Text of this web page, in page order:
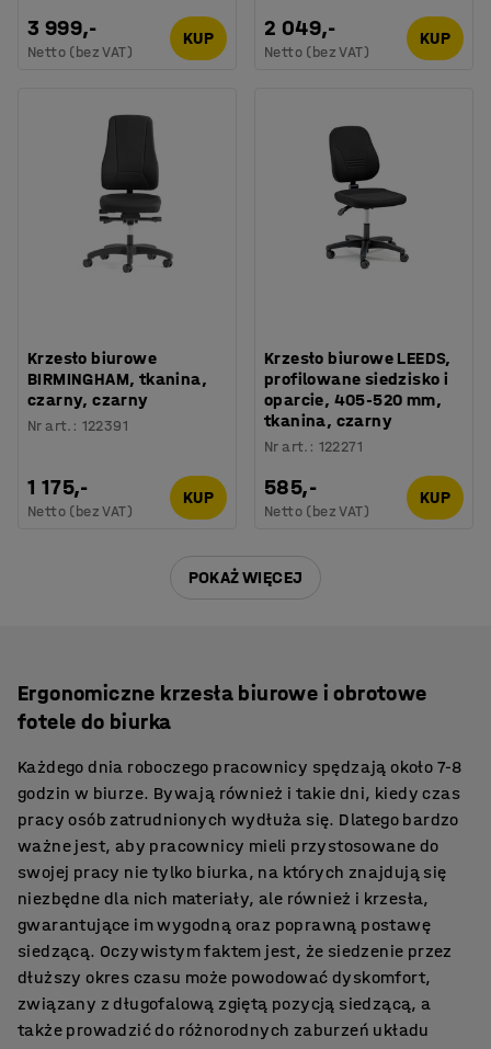
3 999,-
Netto (bez VAT)
KUP 2 049,-
Netto (bez VAT)
KUP
Krzesło biurowe
BIRMINGHAM, tkanina,
czarny, czarny
Nr art. : 122391
1 175,-
Netto (bez VAT)
KUP
Krzesło biurowe LEEDS,
profilowane siedzisko i
oparcie, 405-520 mm,
tkanina, czarny
Nr art. : 122271
585,-
Netto (bez VAT)
KUP
POKAŻ WIĘCEJ
Ergonomiczne krzesła biurowe i obrotowe
fotele do biurka
Każdego dnia roboczego pracownicy spędzają około 7-8
godzin w biurze. Bywają również i takie dni, kiedy czas
pracy osób zatrudnionych wydłuża się. Dlatego bardzo
ważne jest, aby pracownicy mieli przystosowane do
swojej pracy nie tylko biurka, na których znajdują się
niezbędne dla nich materiały, ale również i krzesła,
gwarantujące im wygodną oraz poprawną postawę
siedzącą. Oczywistym faktem jest, że siedzenie przez
dłuższy okres czasu może powodować dyskomfort,
związany z długofalową zgiętą pozycją siedzącą, a
także prowadzić do różnorodnych zaburzeń układu